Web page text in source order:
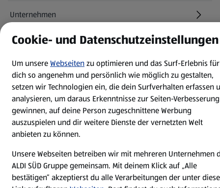
Unternehmen
Folge uns hier:
Jetzt die ALDI SÜD App downloaden
Datenschutz- und Richtlinienmenü
Cookie-Einstellungen Garantieportal
(öffnet in einem neuen Tab)
Impressum
Datenschutzerklärung
Cookie- und Datenschutzeinstellungen
Um unsereWebseitenzu optimieren und das Surf-Erlebnis für
dich so angenehm und persönlich wie möglich zu gestalten,
setzen wir Technologien ein, die dein Surfverhalten erfassen
analysieren, um daraus Erkenntnisse zur Seiten-
gewinnen, auf deine Person zugeschnittene Werbung
auszuspielen und dir weitere Dienste der vernetzten Welt
anbieten zu können.
Unsere Webseiten betreiben wir mit mehreren Unternehmen
ALDI SÜD Gruppe gemeinsam. Mit deinem Klick auf „Alle
bestätigen“ akzeptierst du alle Verarbeitungen der unter